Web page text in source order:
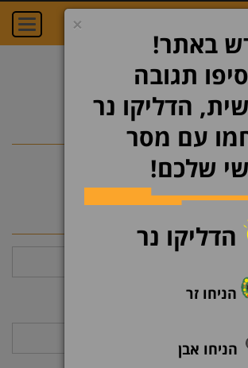
login-google »
LOGIN-
×
באתר!
תגובה
הדליקו נר
עם מסר
שלכם!
הדליקו נר
הניחו זר
הניחו אבן